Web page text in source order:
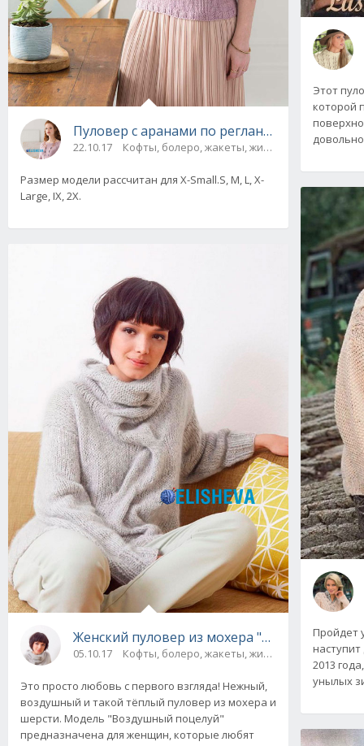
Пуловер с аранами по реглану от Vogue
22.10.17 Кофты, болеро, жакеты, жилеты, пуловеры и
Размер модели рассчитан для X-Small.S, M, L, X-
Large, IX, 2X.
Женский пуловер из мохера "Воздушный
05.10.17 Кофты, болеро, жакеты, жилеты, пуловеры и
Это просто любовь с первого взгляда! Нежный,
воздушный и такой тёплый пуловер из мохера и
шерсти. Модель "Воздушный поцелуй"
предназначена для женщин, которые любят
Этот
которой
Пройдет
2013
унылых